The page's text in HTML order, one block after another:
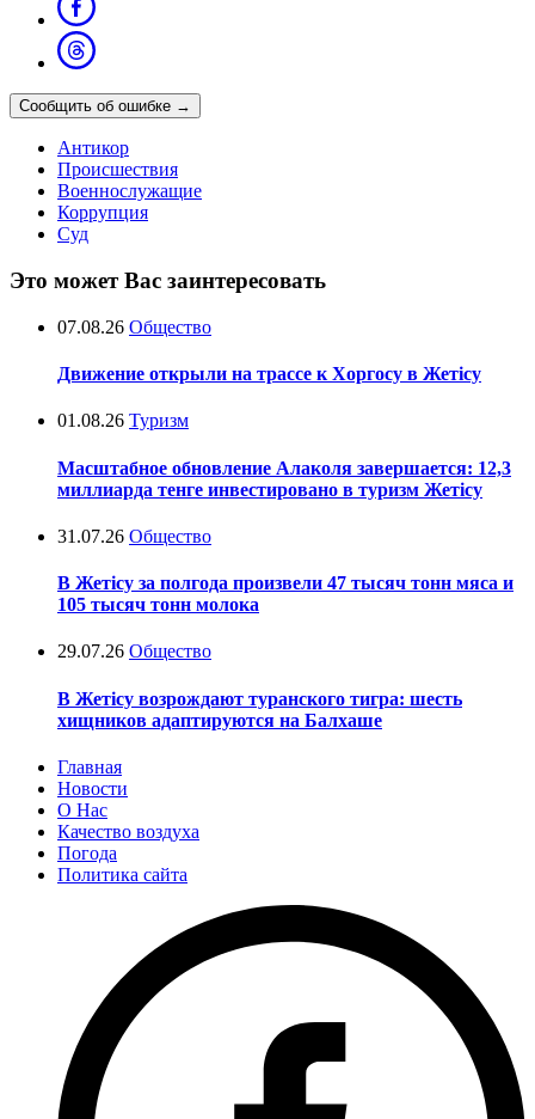
Сообщить об ошибке →
Антикор
Происшествия
Военнослужащие
Коррупция
Суд
Это может Вас заинтересовать
07.08.26 Общество
Движение открыли на трассе к Хоргосу в Жетісу
01.08.26 Туризм
Масштабное обновление Алаколя завершается: 12,3
миллиарда тенге инвестировано в туризм Жетісу
31.07.26 Общество
В Жетісу за полгода произвели 47 тысяч тонн мяса и
105 тысяч тонн молока
29.07.26 Общество
В Жетісу возрождают туранского тигра: шесть
хищников адаптируются на Балхаше
Главная
Новости
О Нас
Качество воздуха
Погода
Политика сайта